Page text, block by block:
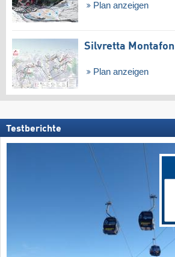
Plan anzeigen
Silvretta Montafon
Plan anzeigen
Testberichte